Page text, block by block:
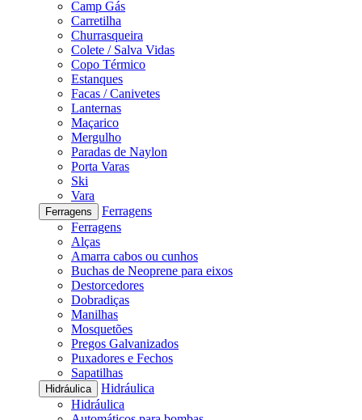
Camp Gás
Carretilha
Churrasqueira
Colete / Salva Vidas
Copo Térmico
Estanques
Facas / Canivetes
Lanternas
Maçarico
Mergulho
Paradas de Naylon
Porta Varas
Ski
Vara
Ferragens
Ferragens
Ferragens
Alças
Amarra cabos ou cunhos
Buchas de Neoprene para eixos
Destorcedores
Dobradiças
Manilhas
Mosquetões
Pregos Galvanizados
Puxadores e Fechos
Sapatilhas
Hidráulica
Hidráulica
Hidráulica